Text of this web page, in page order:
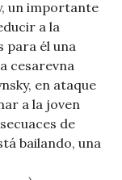
un importante
a la
para él una
cesarevna
en ataque
a la joven
de
bailando, una